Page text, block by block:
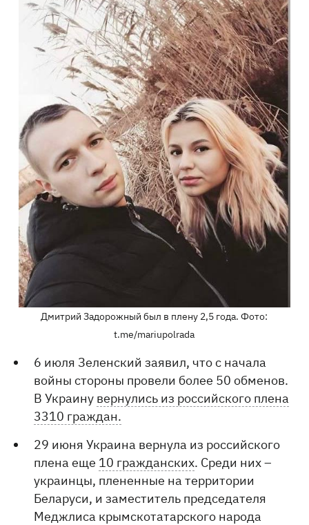
Дмитрий Задорожный был в плену 2,5 года. Фото:
t.me/mariupolrada
6 июля Зеленский заявил, что с начала
войны стороны провели более 50 обменов.
В Украину вернулись из российского плена
3310 граждан.
29 июня Украина вернула из российского
плена еще 10 гражданских. Среди них –
украинцы, плененные на территории
Беларуси, и заместитель председателя
Меджлиса крымскотатарского народа